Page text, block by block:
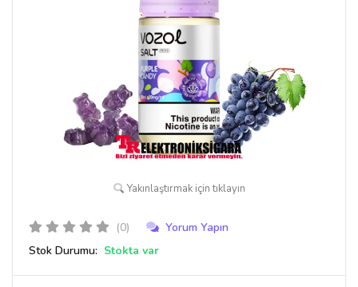
Yakınlaştırmak için tıklayın
(0)
Yorum Yapın
Stok Durumu: Stokta var